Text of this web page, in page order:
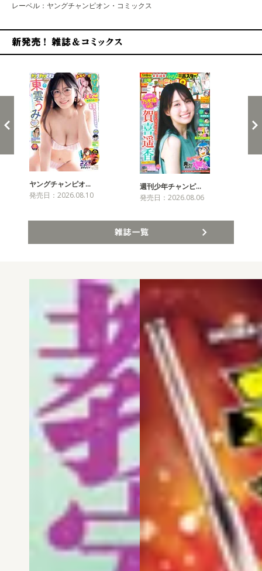
レーベル：ヤングチャンピオン・コミックス
ヤングチャンピオ…
発売日：2026.08.10
週刊少年チャンピ…
発売日：2026.08.06